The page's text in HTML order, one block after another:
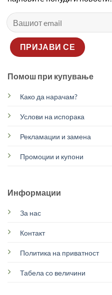
Помош при купување
Како да нарачам?
Услови на испорака
Рекламации и замена
Промоции и купони
Информации
За нас
Контакт
Политика на приватност
Табела со величини